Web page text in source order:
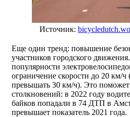
Источник:
Еще один тренд: повышение
участников городского
популярности
ограничение скорости до 20 км/ч
превышать 30 км/ч). Это поможет
столкновений: в 2022 году
байков попадали в 74 ДТП в
превышает показатель 2021 года.